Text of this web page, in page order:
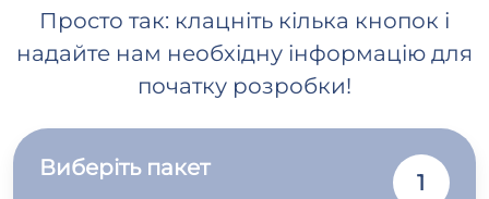
Просто так: клацніть кілька кнопок і
надайте нам необхідну інформацію для
початку розробки!
Виберіть пакет
1